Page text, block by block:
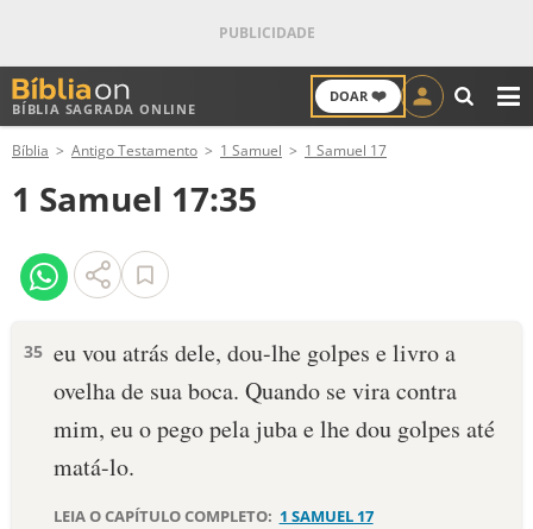
BÍBLIA SAGRADA ONLINE
DOAR ❤️
ANTIGO TESTAMENTO
NOVO TESTAMENTO
VERSÍCULOS
PALAVRA DO DIA
SALMO DO DIA
DEVOCIONAL DIÁRIO
Bíblia Antigo Testamento 1 Samuel 1 Samuel 17
1 Samuel 17:35
35 eu vou atrás dele, dou-lhe golpes e livro a
ovelha de sua boca. Quando se vira contra
mim, eu o pego pela juba e lhe dou golpes até
matá-lo.
LEIA O CAPÍTULO COMPLETO: 1 SAMUEL 17